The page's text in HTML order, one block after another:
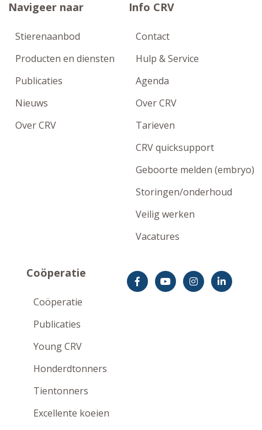
Navigeer naar
Stierenaanbod
Producten en diensten
Publicaties
Nieuws
Over CRV
Info CRV
Contact
Hulp & Service
Agenda
Over CRV
Tarieven
CRV quicksupport
Geboorte melden (embryo)
Storingen/onderhoud
Veilig werken
Vacatures
Coöperatie
Coöperatie
Publicaties
Young CRV
Honderdtonners
Tientonners
Excellente koeien